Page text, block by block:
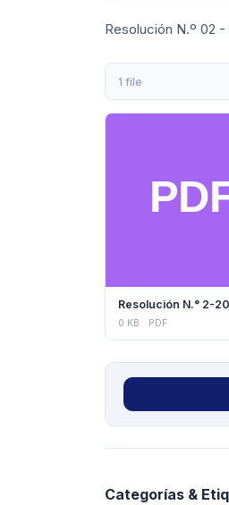
Resolución N.º 02
1 file
0 KB PDF
Categorías &